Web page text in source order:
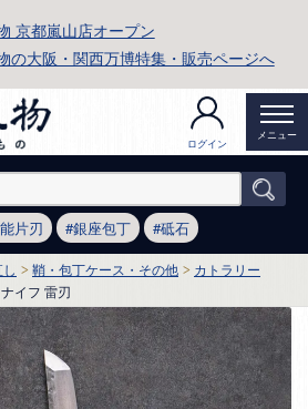
京都嵐山店オープン
の大阪・関西万博特集・販売ページへ
ログイン
メニュー
片刃 銀座包丁 砥石
鞘・包丁ケース・その他
カトラリー
イフ 雷刃